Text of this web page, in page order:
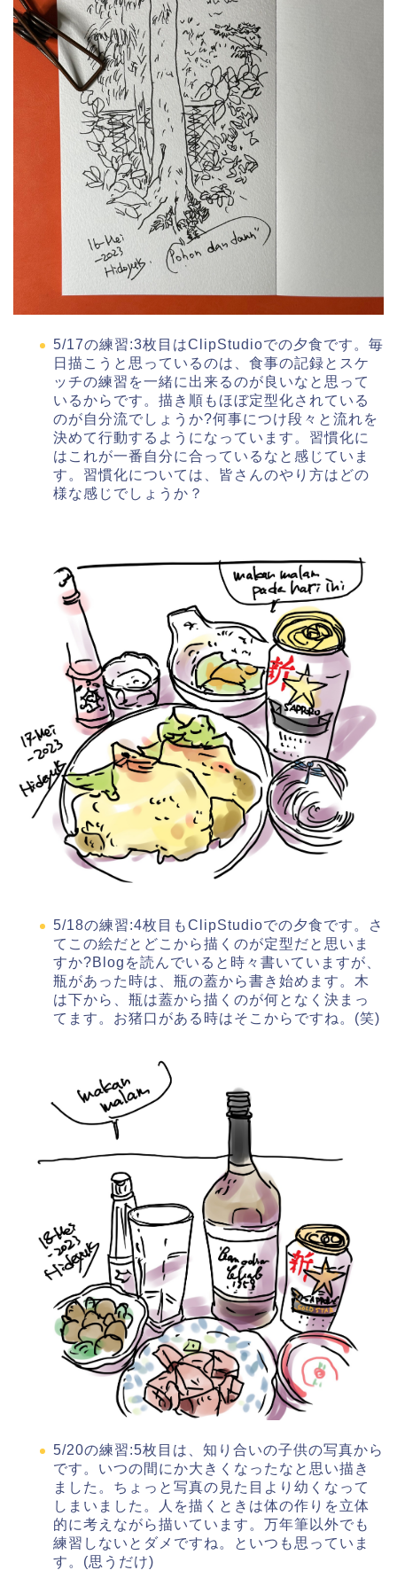
5/17の練習:3枚目はClipStudioでの夕食です。毎
日描こうと思っているのは、食事の記録とスケ
ッチの練習を一緒に出来るのが良いなと思って
いるからです。描き順もほぼ定型化されている
のが自分流でしょうか?何事につけ段々と流れを
決めて行動するようになっています。習慣化に
はこれが一番自分に合っているなと感じていま
す。習慣化については、皆さんのやり方はどの
様な感じでしょうか？
5/18の練習:4枚目もClipStudioでの夕食です。さ
てこの絵だとどこから描くのが定型だと思いま
すか?Blogを読んでいると時々書いていますが、
瓶があった時は、瓶の蓋から書き始めます。木
は下から、瓶は蓋から描くのが何となく決まっ
てます。お猪口がある時はそこからですね。(笑)
5/20の練習:5枚目は、知り合いの子供の写真から
です。いつの間にか大きくなったなと思い描き
ました。ちょっと写真の見た目より幼くなって
しまいました。人を描くときは体の作りを立体
的に考えながら描いています。万年筆以外でも
練習しないとダメですね。といつも思っていま
す。(思うだけ)